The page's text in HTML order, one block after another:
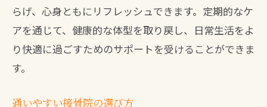
北九州で選ばれる接骨院の特徴
産後の健康を守る接骨院の施術
接骨院での健康維持法を学ぶ
北九州の信頼できる接骨院を探す
らげ、心身ともにリフレッシュできます。定期的なケ
アを通じて、健康的な体型を取り戻し、日常生活をよ
り快適に過ごすためのサポートを受けることができま
す。
通いやすい接骨院の選び方